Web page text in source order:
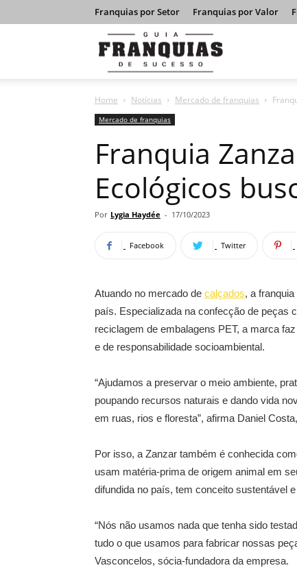
Franquias por Setor Franquias por Valor
Franquias
de
Home Notícias Mercado de franquias
Mercado de franquias
Franquia
Ecológicos
Por Lygia Haydée - 17/10/2023
Facebook Twitter
Atuando no mercado de calçados, a
país. Especializada na confecção de peças
reciclagem de embalagens PET, a marca
e de responsabilidade socioambiental.
“Ajudamos a preservar o meio ambiente,
poupando recursos naturais e dando vida
em ruas, rios e floresta”, afirma Daniel
Por isso, a Zanzar também é conhecida
usam matéria-prima de origem animal em
difundida no país, tem conceito sustentável
“Nós não usamos nada que tenha sido
tudo o que usamos para fabricar nossas
Vasconcelos, sócia-fundadora da empresa.